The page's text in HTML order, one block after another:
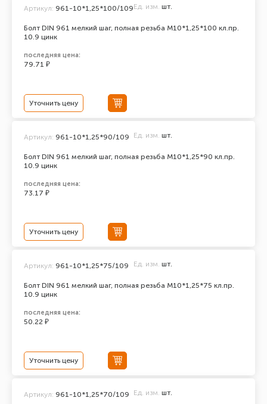
Болт DIN 961 мелкий шаг, полная резьба M10*1,25*100 кл.пр.
10.9 цинк
Артикул: 961-10*1,25*100/109Ед. изм. шт.
последняя цена:
79.71 ₽
Уточнить цену
Болт DIN 961 мелкий шаг, полная резьба M10*1,25*90 кл.пр.
10.9 цинк
Артикул: 961-10*1,25*90/109 Ед. изм. шт.
последняя цена:
73.17 ₽
Уточнить цену
Болт DIN 961 мелкий шаг, полная резьба M10*1,25*75 кл.пр.
10.9 цинк
Артикул: 961-10*1,25*75/109 Ед. изм. шт.
последняя цена:
50.22 ₽
Уточнить цену
Артикул: 961-10*1,25*70/109 Ед. изм. шт.